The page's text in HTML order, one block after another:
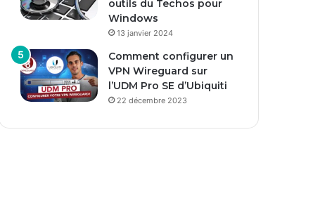
outils du Techos pour
Windows
13 janvier 2024
Comment configurer un
VPN Wireguard sur
l’UDM Pro SE d’Ubiquiti
22 décembre 2023